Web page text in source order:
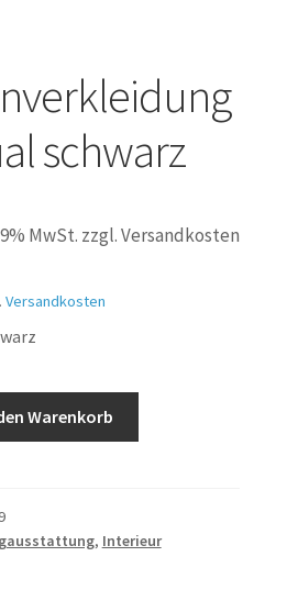
schwarz
MwSt. zzgl. Versandkosten
Versandkosten
Warenkorb
, Interieur